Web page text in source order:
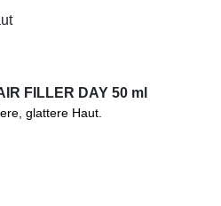
FILLER DAY 50 ml
Matrikine
FILLER DAY 50 ml
glattere Haut.